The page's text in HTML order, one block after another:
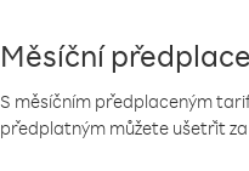
Měsíční
S měsíčním předplaceným
předplatným můžete ušetřit